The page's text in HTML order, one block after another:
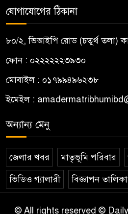
যোগাযোগের ঠিকানা
৮০/২, ভিআইপি রোড (চতুর্থ তলা)
ফোন : ০২২২২২২৩৯৩০
মোবাইল : ০১৭৯৯৪৯৬২৩৮
ইমেইল :
অন্যান্য মেনু
জেলার খবর মাতৃভূমি পরিবার
ভিডিও গ্যালারী বিজ্ঞাপন তালিকা
© All rights reserved ©